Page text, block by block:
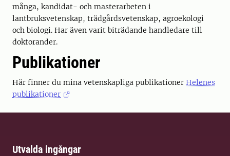
många, kandidat- och masterarbeten i
lantbruksvetenskap, trädgårdsvetenskap, agroekologi
och biologi. Har även varit biträdande handledare till
doktorander.
Publikationer
Här finner du mina vetenskapliga publikationer Helenes
publikationer
Utvalda ingångar